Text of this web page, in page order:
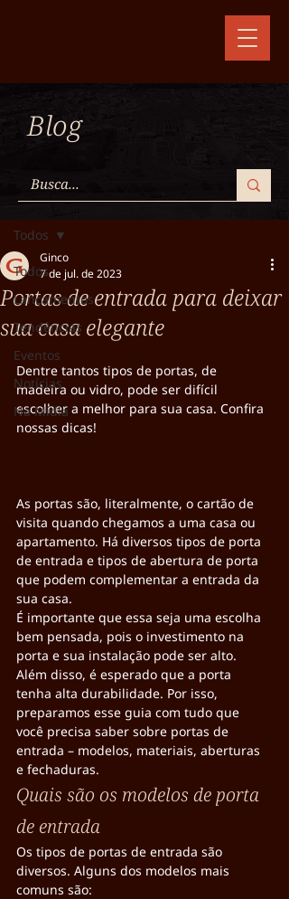
Post
Todos
Lançamentos
Tendências
Eventos
Notícias
Na Mídia
Todos
Portas de entrada para deixar
sua casa elegante
Ginco
7 de jul. de 2023
Dentre tantos tipos de portas, de
madeira ou vidro, pode ser difícil
escolher a melhor para sua casa. Confira
nossas dicas!
As portas são, literalmente, o cartão de
visita quando chegamos a uma casa ou
apartamento. Há diversos tipos de porta
de entrada e tipos de abertura de porta
que podem complementar a entrada da
sua casa.
É importante que essa seja uma escolha
bem pensada, pois o investimento na
porta e sua instalação pode ser alto.
Além disso, é esperado que a porta
tenha alta durabilidade. Por isso,
preparamos esse guia com tudo que
você precisa saber sobre portas de
entrada – modelos, materiais, aberturas
e fechaduras.
Quais são os modelos de porta
de entrada
Os tipos de portas de entrada são
diversos. Alguns dos modelos mais
comuns são:
Blog